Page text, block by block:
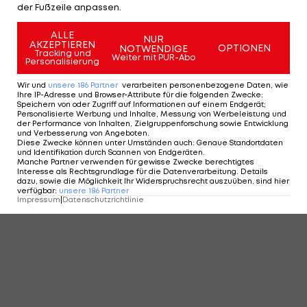
KOMMENTARE
der Fußzeile anpassen.
ALLE
AKZEPTIEREN
Tracking und
Personalisierung
NUR
NOTWENDIGE
Weiter mit PUR-Abo
OPTIONEN
Wir und unsere 186 Partner verarbeiten personenbezogene Daten, wie
Ihre IP-Adresse und Browser-Attribute für die folgenden Zwecke:
Speichern von oder Zugriff auf Informationen auf einem Endgerät;
Personalisierte Werbung und Inhalte, Messung von Werbeleistung und
der Performance von Inhalten, Zielgruppenforschung sowie Entwicklung
und Verbesserung von Angeboten
Diese Zwecke können unter Umständen auch: Genaue Standortdaten
und Identifikation durch Scannen von Endgeräten
Manche Partner verwenden für gewisse Zwecke berechtigtes
Interesse als Rechtsgrundlage für die Datenverarbeitung. Details
dazu, sowie die Möglichkeit Ihr Widerspruchsrecht auszuüben, sind hier
verfügbar: unsere 186 Partner
Impressum|Datenschutzrichtlinie